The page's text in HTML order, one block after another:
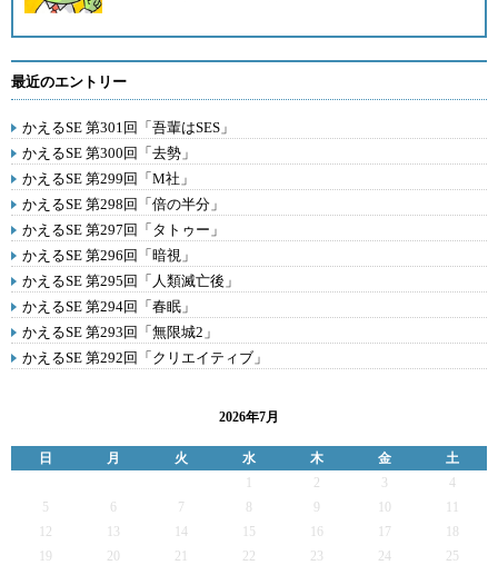
最近のエントリー
かえるSE 第301回「吾輩はSES」
かえるSE 第300回「去勢」
かえるSE 第299回「M社」
かえるSE 第298回「倍の半分」
かえるSE 第297回「タトゥー」
かえるSE 第296回「暗視」
かえるSE 第295回「人類滅亡後」
かえるSE 第294回「春眠」
かえるSE 第293回「無限城2」
かえるSE 第292回「クリエイティブ」
2026年7月
日 月 火 水 木 金
土
1
2 3
4
5
6 7 8 9 10
11
12
13 14 15 16 17
18
19
20 21 22 23 24
25